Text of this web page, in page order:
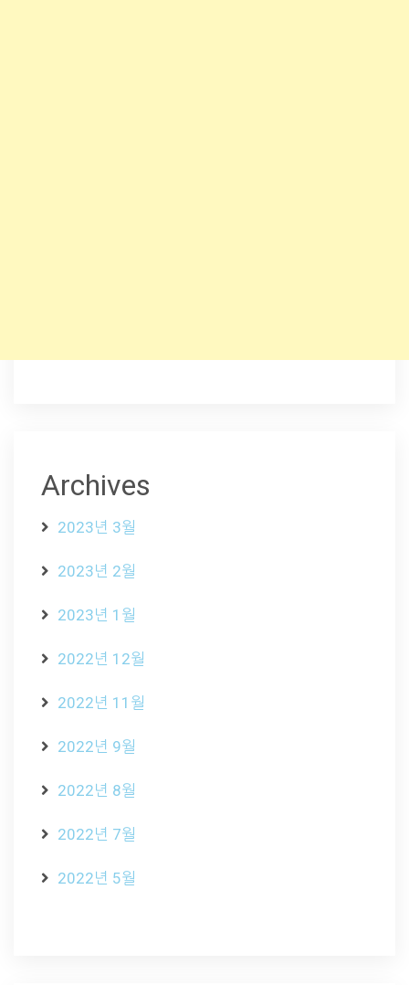
Archives
2023년 3월
2023년 2월
2023년 1월
2022년 12월
2022년 11월
2022년 9월
2022년 8월
2022년 7월
2022년 5월